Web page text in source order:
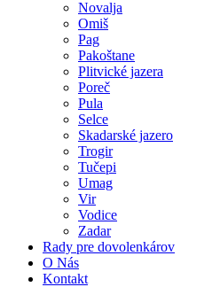
Novalja
Omiš
Pag
Pakoštane
Plitvické jazera
Poreč
Pula
Selce
Skadarské jazero
Trogir
Tučepi
Umag
Vir
Vodice
Zadar
Rady pre dovolenkárov
O Nás
Kontakt